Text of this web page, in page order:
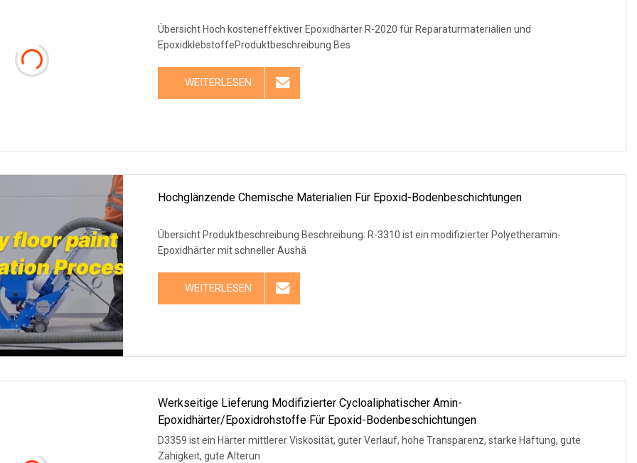
Übersicht Hoch kosteneffektiver Epoxidhärter R-2020 für Reparaturmaterialien und
EpoxidklebstoffeProduktbeschreibung Bes
WEITERLESEN
Hochglänzende Chemische Materialien Für Epoxid-Bodenbeschichtungen
Übersicht Produktbeschreibung Beschreibung: R-3310 ist ein modifizierter Polyetheramin-
Epoxidhärter mit schneller Aushä
WEITERLESEN
Werkseitige Lieferung Modifizierter Cycloaliphatischer Amin-
Epoxidhärter/Epoxidrohstoffe Für Epoxid-Bodenbeschichtungen
D3359 ist ein Härter mittlerer Viskosität, guter Verlauf, hohe Transparenz, starke Haftung, gute
Zähigkeit, gute Alterun